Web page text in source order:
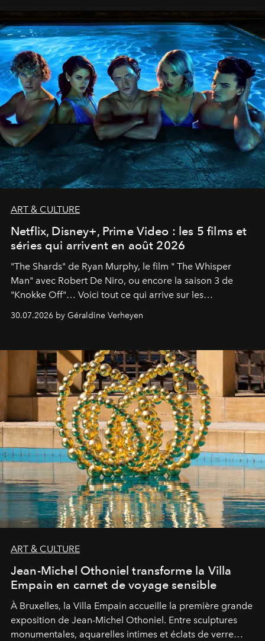
ART & CULTURE
Netflix, Disney+, Prime Video : les 5 films et
séries qui arrivent en août 2026
"The Shards" de Ryan Murphy, le film " The Whisper
Man" avec Robert De Niro, ou encore la saison 3 de
"Knokke Off"… Voici tout ce qui arrive sur les
plateformes de streaming en août 2026.
30.07.2026 by Géraldine Verheyen
ART & CULTURE
Jean-Michel Othoniel transforme la Villa
Empain en carnet de voyage sensible
À Bruxelles, la Villa Empain accueille la première grande
exposition de Jean-Michel Othoniel. Entre sculptures
monumentales, aquarelles intimes et éclats de verre